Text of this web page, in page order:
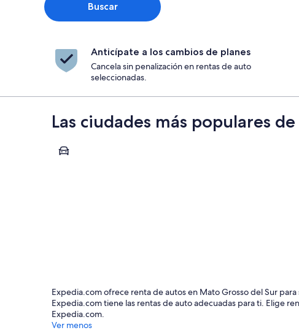
Buscar
Anticípate a los cambios de planes
Cancela sin penalización en rentas de auto
seleccionadas.
Las ciudades más populares
Ponta Pora
Expedia.com ofrece renta de autos en Mato Grosso del Sur
Expedia.com tiene las rentas de auto adecuadas para ti. Elige
Expedia.com.
Ver menos